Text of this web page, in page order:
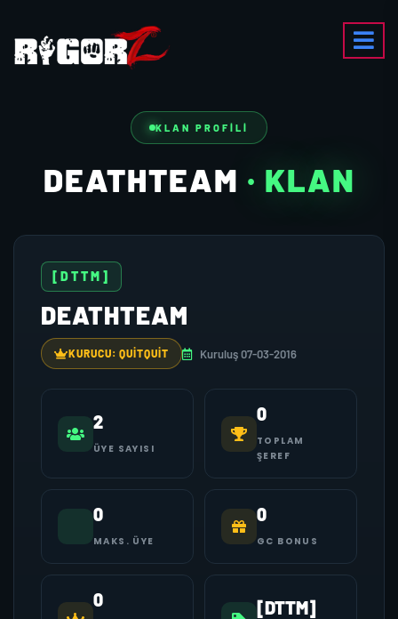
KLAN PROFILI
DEATHTEAM · KLAN
[DTTM]
DEATHTEAM
KURUCU: QUITQUIT Kuruluş 07-03-2016
2
ÜYE SAYISI
0
TOPLAM
ŞEREF
0
MAKS. ÜYE
0
GC BONUS
0 [DTTM]